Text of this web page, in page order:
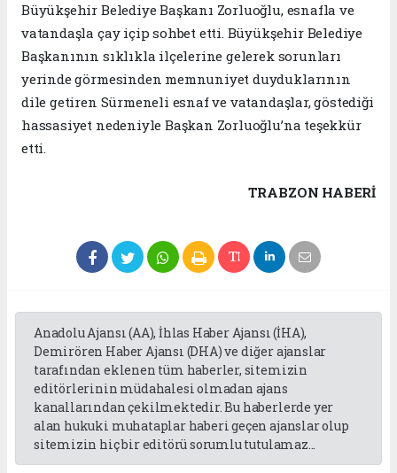
Büyükşehir Belediye Başkanı Zorluoğlu, esnafla ve
vatandaşla çay içip sohbet etti. Büyükşehir Belediye
Başkanının sıklıkla ilçelerine gelerek sorunları
yerinde görmesinden memnuniyet duyduklarının
dile getiren Sürmeneli esnaf ve vatandaşlar, göstediği
hassasiyet nedeniyle Başkan Zorluoğlu’na teşekkür
etti.
TRABZON HABERİ
Anadolu Ajansı (AA), İhlas Haber Ajansı (İHA),
Demirören Haber Ajansı (DHA) ve diğer ajanslar
tarafından eklenen tüm haberler, sitemizin
editörlerinin müdahalesi olmadan ajans
kanallarından çekilmektedir. Bu haberlerde yer
alan hukuki muhataplar haberi geçen ajanslar olup
sitemizin hiç bir editörü sorumlu tutulamaz...